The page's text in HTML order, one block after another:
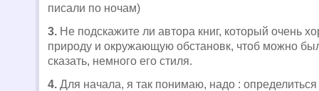
писали по ночам)
3. Не подскажите ли автора книг, который очень
природу и окружающую обстановк, чтоб можно
сказать, немного его стиля.
4. Для начала, я так понимаю, надо :